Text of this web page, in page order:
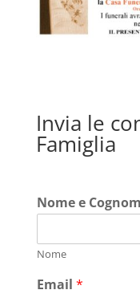
Invia le
Famiglia
Nome e
Nome
Email *